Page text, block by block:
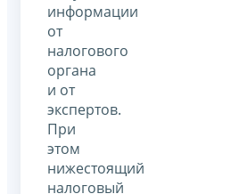
информации
от
налогового
органа
и от
экспертов.
При
этом
нижестоящий
налоговый